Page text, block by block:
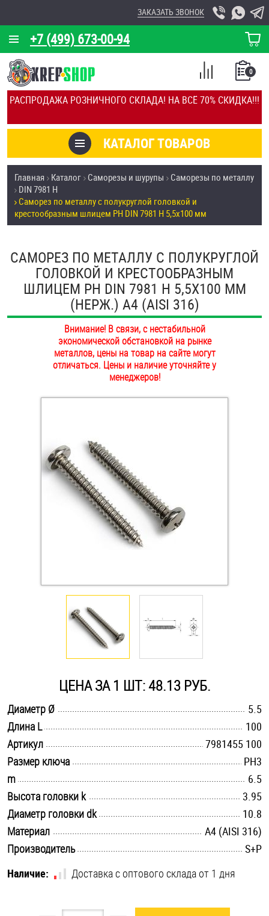
РАСПРОДАЖА РОЗНИЧНОГО СКЛАДА! НА ВСЁ 70% СКИДКА!!!
+7 (499) 673-00-94
ЗАКАЗАТЬ ЗВОНОК
КОРЗИНА
О КОМПАНИИ
КАЛЬКУЛЯТОР
ОТЗЫВЫ
УСЛУГИ
СКИДКИ
ПОКУПАТЕЛЯМ
ОПЛАТА И ДОСТАВКА
НАШИ МАГАЗИНЫ
КАТАЛОГ ТОВАРОВ
0
СПИСОК
СРАВНЕНИЕ
Товары со скидкой
Анкеры
Антивандальный крепёж, инструмент
Болты и винты
Втулки
Гайки
Дюбели
Дюймовый крепёж
Инструмент
Крюки, кольца с метрической резьбой
Крюки, кольца с шурупной резьбой
Саморезы и шурупы
Такелаж
Хомуты
Шайбы
Шпильки
Шплинты
Штифты и пальцы
Главная Каталог Саморезы и шурупы
Саморезы по металлу
DIN 7981 H
Саморез по металлу с полукруглой головкой и
крестообразным шлицем PH DIN 7981 H 5,5х100 мм
САМОРЕЗ ПО МЕТАЛЛУ С ПОЛУКРУГЛОЙ
ГОЛОВКОЙ И КРЕСТООБРАЗНЫМ
ШЛИЦЕМ PH DIN 7981 H 5,5Х100 ММ
(НЕРЖ.) A4 (AISI 316)
Внимание! В связи, с нестабильной
экономической обстановкой на рынке
металлов, цены на товар на сайте могут
отличаться. Цены и наличие уточняйте у
менеджеров!
ЦЕНА ЗА 1 ШТ: 48.13 РУБ.
Диаметр Ø
5.5
Длина L
100
Артикул
7981455 100
Размер ключа
PH3
m
6.5
Высота головки k
3.95
Диаметр головки dk
10.8
Материал
A4 (AISI 316)
Производитель
S+P
Наличие:
Доставка с оптового склада от 1 дня